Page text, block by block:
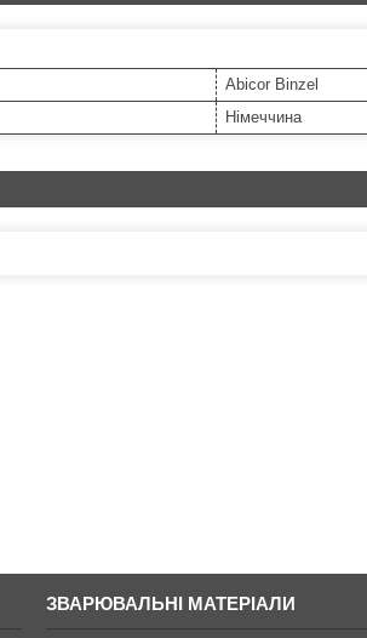
Abicor Binzel
Німеччина
ЗВАРЮВАЛЬНІ МАТЕРІАЛИ